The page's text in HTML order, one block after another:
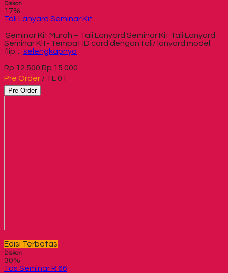
Diskon
17%
Tali Lanyard Seminar Kit
Seminar Kit Murah – Tali Lanyard Seminar Kit Tali Lanyard
Seminar Kit- Tempat ID card dengan tali/ lanyard model
flip… selengkapnya
Rp 12.500 Rp 15.000
Pre Order / TL 01
Pre Order
Edisi Terbatas
Diskon
30%
Tas Seminar R 66